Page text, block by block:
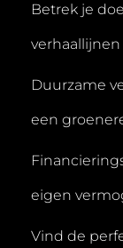
Betrek je
Duurzame
een
eigen
Vind de